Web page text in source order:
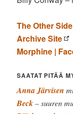
The Other
Archive Site
Morphine |
SAATAT PITÄÄ
Anna Järvisen
Beck– suuren